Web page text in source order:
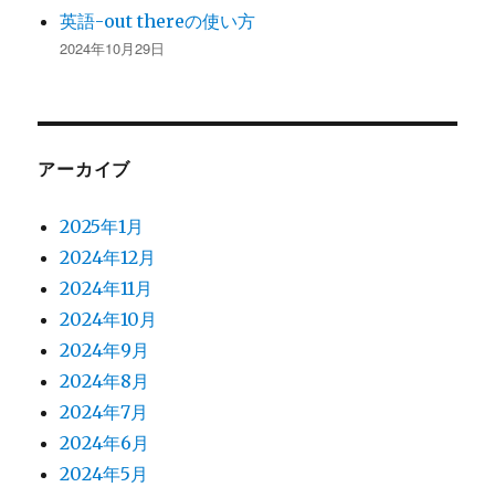
英語-out thereの使い方
2024年10月29日
アーカイブ
2025年1月
2024年12月
2024年11月
2024年10月
2024年9月
2024年8月
2024年7月
2024年6月
2024年5月